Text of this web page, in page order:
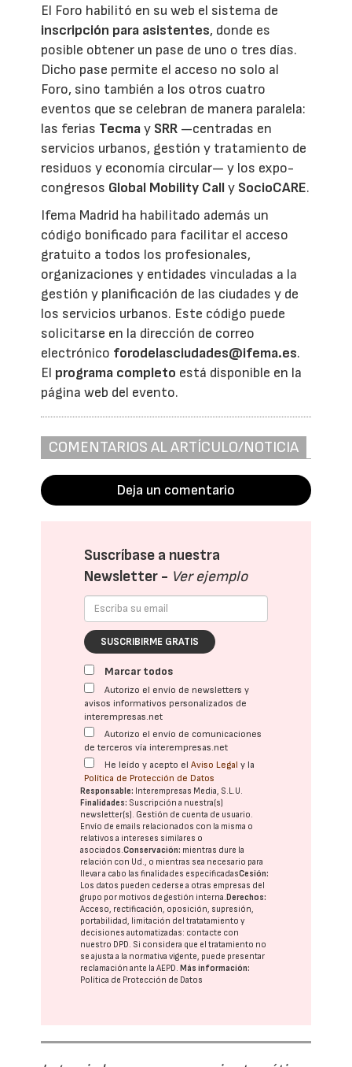
El Foro habilitó en su web el sistema de
inscripción para asistentes, donde es
posible obtener un pase de uno o tres días.
Dicho pase permite el acceso no solo al
Foro, sino también a los otros cuatro
eventos que se celebran de manera paralela:
las ferias Tecmay SRR —centradas en
servicios urbanos, gestión y tratamiento de
residuos y economía circular— y los expo-
congresos Global Mobility Cally SocioCARE.
Ifema Madrid ha habilitado además un
código bonificado para facilitar el acceso
gratuito a todos los profesionales,
organizaciones y entidades vinculadas a la
gestión y planificación de las ciudades y de
los servicios urbanos. Este código puede
solicitarse en la dirección de correo
electrónico forodelasciudades@ifema.es.
El programa completo está disponible en la
página web del evento.
COMENTARIOS AL ARTÍCULO/NOTICIA
Deja un comentario
Suscríbase a nuestra
Newsletter - Ver ejemplo
SUSCRIBIRME GRATIS
Marcar todos
Autorizo el envío de newsletters y
avisos informativos personalizados de
interempresas.net
Autorizo el envío de comunicaciones
de terceros vía interempresas.net
He leído y acepto elAviso Legal y la
Política de Protección de Datos
Responsable: Interempresas Media, S.L.U.
Finalidades: Suscripción a nuestra(s)
newsletter(s). Gestión de cuenta de usuario.
Envío de emails relacionados con la misma o
relativos a intereses similares o
asociados.Conservación: mientras dure la
relación con Ud., o mientras sea necesario para
llevar a cabo las finalidades especificadasCesión:
Los datos pueden cederse a otras empresas del
grupo por motivos de gestión interna.Derechos:
Acceso, rectificación, oposición, supresión,
portabilidad, limitación del tratatamiento y
decisiones automatizadas: contacte con
nuestro DPD. Si considera que el tratamiento no
se ajusta a la normativa vigente, puede presentar
reclamación ante laAEPD.Más información:
Política de Protección de Datos